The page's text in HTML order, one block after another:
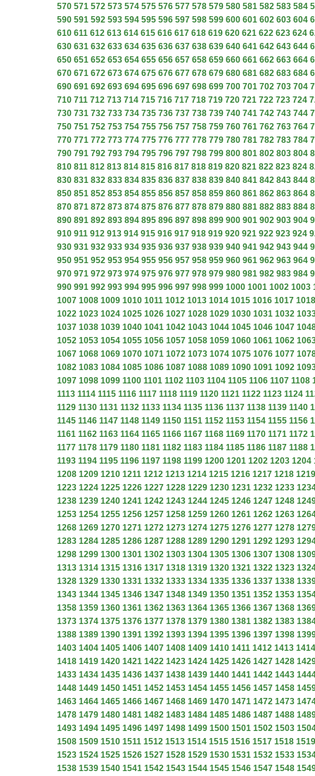
570 571 572 573 574 575 576 577 578 579 580 581 582 583 584
590 591 592 593 594 595 596 597 598 599 600 601 602 603 604
610 611 612 613 614 615 616 617 618 619 620 621 622 623 624
630 631 632 633 634 635 636 637 638 639 640 641 642 643 644
650 651 652 653 654 655 656 657 658 659 660 661 662 663 664
670 671 672 673 674 675 676 677 678 679 680 681 682 683 684
690 691 692 693 694 695 696 697 698 699 700 701 702 703 704
710 711 712 713 714 715 716 717 718 719 720 721 722 723 724
730 731 732 733 734 735 736 737 738 739 740 741 742 743 744
750 751 752 753 754 755 756 757 758 759 760 761 762 763 764
770 771 772 773 774 775 776 777 778 779 780 781 782 783 784
790 791 792 793 794 795 796 797 798 799 800 801 802 803 804
810 811 812 813 814 815 816 817 818 819 820 821 822 823 824
830 831 832 833 834 835 836 837 838 839 840 841 842 843 844
850 851 852 853 854 855 856 857 858 859 860 861 862 863 864
870 871 872 873 874 875 876 877 878 879 880 881 882 883 884
890 891 892 893 894 895 896 897 898 899 900 901 902 903 904
910 911 912 913 914 915 916 917 918 919 920 921 922 923 924
930 931 932 933 934 935 936 937 938 939 940 941 942 943 944
950 951 952 953 954 955 956 957 958 959 960 961 962 963 964
970 971 972 973 974 975 976 977 978 979 980 981 982 983 984
990 991 992 993 994 995 996 997 998 999 1000 1001 1002 1003
1007 1008 1009 1010 1011 1012 1013 1014 1015 1016 1017 1018
1022 1023 1024 1025 1026 1027 1028 1029 1030 1031 1032
1037 1038 1039 1040 1041 1042 1043 1044 1045 1046 1047
1052 1053 1054 1055 1056 1057 1058 1059 1060 1061 1062
1067 1068 1069 1070 1071 1072 1073 1074 1075 1076 1077
1082 1083 1084 1085 1086 1087 1088 1089 1090 1091 1092
1097 1098 1099 1100 1101 1102 1103 1104 1105 1106 1107 1108
1113 1114 1115 1116 1117 1118 1119 1120 1121 1122 1123 1124
1129 1130 1131 1132 1133 1134 1135 1136 1137 1138 1139 1140
1145 1146 1147 1148 1149 1150 1151 1152 1153 1154 1155 1156
1161 1162 1163 1164 1165 1166 1167 1168 1169 1170 1171 1172
1177 1178 1179 1180 1181 1182 1183 1184 1185 1186 1187 1188
1193 1194 1195 1196 1197 1198 1199 1200 1201 1202 1203 1204
1208 1209 1210 1211 1212 1213 1214 1215 1216 1217 1218 1219
1223 1224 1225 1226 1227 1228 1229 1230 1231 1232 1233
1238 1239 1240 1241 1242 1243 1244 1245 1246 1247 1248
1253 1254 1255 1256 1257 1258 1259 1260 1261 1262 1263
1268 1269 1270 1271 1272 1273 1274 1275 1276 1277 1278
1283 1284 1285 1286 1287 1288 1289 1290 1291 1292 1293
1298 1299 1300 1301 1302 1303 1304 1305 1306 1307 1308
1313 1314 1315 1316 1317 1318 1319 1320 1321 1322 1323
1328 1329 1330 1331 1332 1333 1334 1335 1336 1337 1338
1343 1344 1345 1346 1347 1348 1349 1350 1351 1352 1353
1358 1359 1360 1361 1362 1363 1364 1365 1366 1367 1368
1373 1374 1375 1376 1377 1378 1379 1380 1381 1382 1383
1388 1389 1390 1391 1392 1393 1394 1395 1396 1397 1398
1403 1404 1405 1406 1407 1408 1409 1410 1411 1412 1413 1414
1418 1419 1420 1421 1422 1423 1424 1425 1426 1427 1428
1433 1434 1435 1436 1437 1438 1439 1440 1441 1442 1443
1448 1449 1450 1451 1452 1453 1454 1455 1456 1457 1458
1463 1464 1465 1466 1467 1468 1469 1470 1471 1472 1473
1478 1479 1480 1481 1482 1483 1484 1485 1486 1487 1488
1493 1494 1495 1496 1497 1498 1499 1500 1501 1502 1503
1508 1509 1510 1511 1512 1513 1514 1515 1516 1517 1518 1519
1523 1524 1525 1526 1527 1528 1529 1530 1531 1532 1533
1538 1539 1540 1541 1542 1543 1544 1545 1546 1547 1548